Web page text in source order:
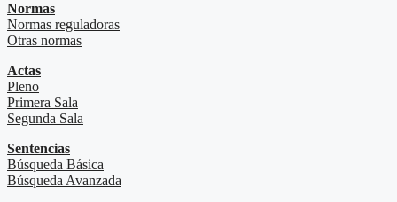
Normas
Normas reguladoras
Otras normas
Actas
Pleno
Primera Sala
Segunda Sala
Sentencias
Búsqueda Básica
Búsqueda Avanzada